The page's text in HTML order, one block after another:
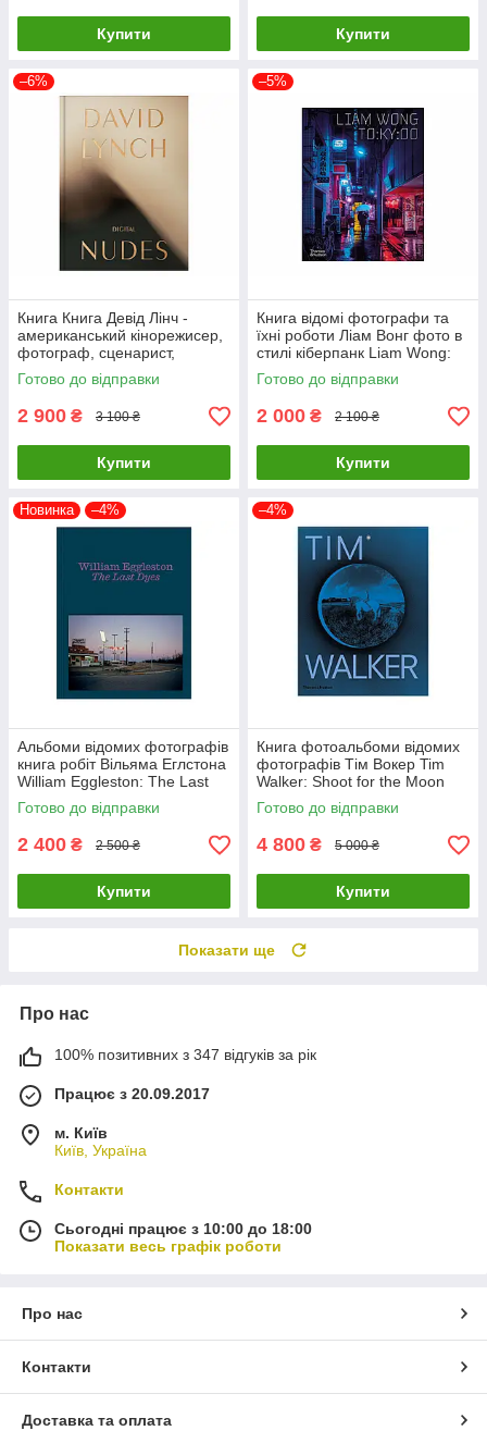
Купити Купити
–6%
Книга Книга Девід Лінч -
американський кінорежисер,
фотограф, сценарист,
художник, актор. David Lynch.
Digital Nudes
Готово до відправки
2 900 ₴ 3 100 ₴
Купити
–5%
Книга відомі фотографи та
їхні роботи Ліам Вонг фото в
стилі кіберпанк Liam Wong:
TOKYOO (М'яка палітурка)
Готово до відправки
2 000 ₴ 2 100 ₴
Купити
Новинка –4%
Альбоми відомих фотографів
книга робіт Вільяма Еглстона
William Eggleston: The Last
Dyes книги про фотографію
Готово до відправки
2 400 ₴ 2 500 ₴
Купити
–4%
Книга фотоальбоми відомих
фотографів Тім Вокер Tim
Walker: Shoot for the Moon
книги про фешн світлини
Готово до відправки
4 800 ₴ 5 000 ₴
Купити
Показати ще
Про нас
100% позитивних з 347 відгуків за рік
Працює з 20.09.2017
м. Київ
Київ, Україна
Контакти
Сьогодні працює з 10:00 до 18:00
Показати весь графік роботи
Про нас
Контакти
Доставка та оплата